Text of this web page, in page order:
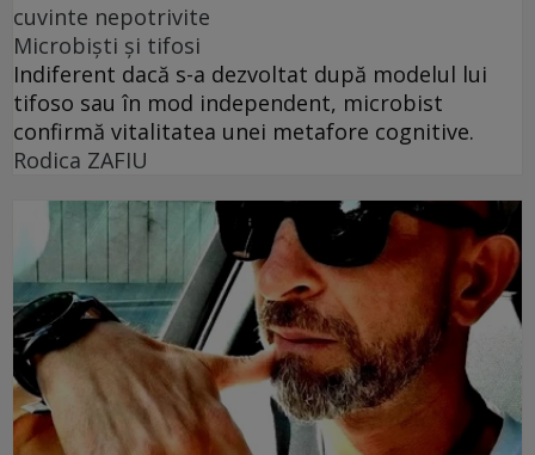
cuvinte nepotrivite
Microbiști și tifosi
Indiferent dacă s-a dezvoltat după modelul lui
tifoso sau în mod independent, microbist
confirmă vitalitatea unei metafore cognitive.
Rodica ZAFIU